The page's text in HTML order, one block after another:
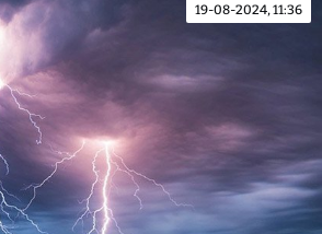
19-08-2024, 11:36